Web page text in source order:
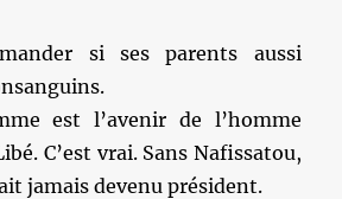
si ses parents aussi
est l’avenir de l’homme
C’est vrai. Sans Nafissatou,
jamais devenu président.